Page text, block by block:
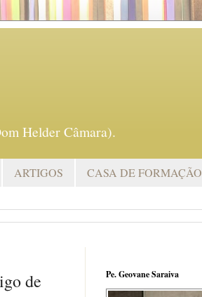
Helder Câmara).
ARTIGOS CASA DE FORMAÇÃO
de
Pe. Geovane Saraiva